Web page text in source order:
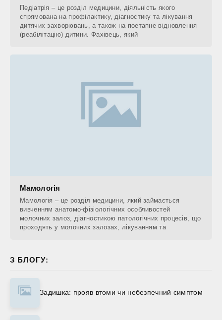
Педіатрія – це розділ медицини, діяльність якого
спрямована на профілактику, діагностику та лікування
дитячих захворювань, а також на поетапне відновлення
(реабілітацію) дитини. Фахівець, який
Мамологія
Мамологія – це розділ медицини, який займається
вивченням анатомо-фізіологічних особливостей
молочних залоз, діагностикою патологічних процесів, що
проходять у молочних залозах, лікуванням та
З БЛОГУ:
Задишка: прояв втоми чи небезпечний симптом